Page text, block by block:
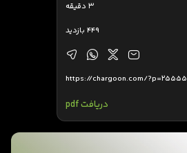
3 دقیقه
449 بازدید
https://chargoon.com/?p=25555
دریافت pdf